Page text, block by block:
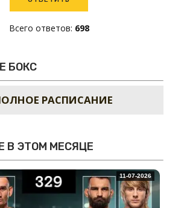
Всего ответов: 698
БОКС
РАСПИСАНИЕ
В ЭТОМ МЕСЯЦЕ
11-07-2026